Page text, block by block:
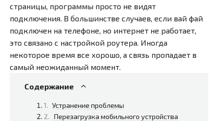
страницы, программы просто не видят
подключения. В большинстве случаев, если вай фай
подключен на телефоне, но интернет не работает,
это связано с настройкой роутера. Иногда
некоторое время все хорошо, а связь пропадает в
самый неожиданный момент.
Содержание
Устранение проблемы
Перезагрузка мобильного устройства